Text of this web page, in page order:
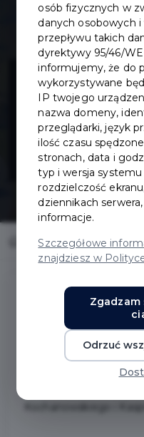
Home Inwestycje
Radarowy
osób fizycznych w
danych osobowych
przepływu takich
dyrektywy 95/46/
informujemy, że do
wykorzystywane
IP twojego
nazwa domeny,
przeglądarki, język
ilość czasu
stronach, data i
typ i wersja
rozdzielczość
dziennikach
informacje.
Szczegółowe
znajdziesz w
Zgadzam
Odrzuć